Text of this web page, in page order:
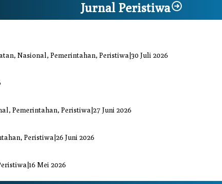
Jurnal Peristiwa
Nasional, Pemerintahan, Peristiwa 30 Juli 2026
Pemerintahan, Peristiwa 27 Juni 2026
Peristiwa 26 Juni 2026
16 Mei 2026